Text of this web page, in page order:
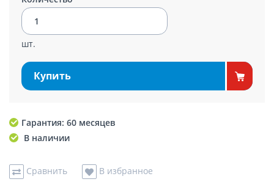
шт.
Купить
Гарантия: 60 месяцев
В наличии
Сравнить В избранное